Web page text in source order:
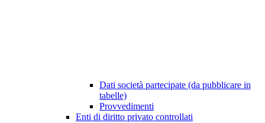
Dati società partecipate (da pubblicare in
tabelle)
Provvedimenti
Enti di diritto privato controllati